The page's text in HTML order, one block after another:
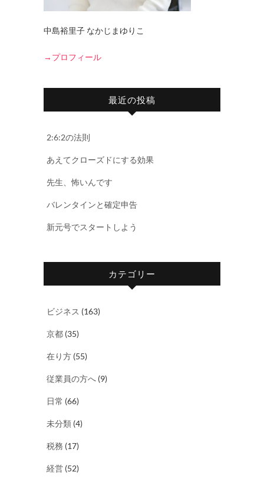
中島裕里子 なかじまゆりこ
→プロフィール
最近の投稿
2:6:2の法則
あえてクローズドにする効果
先生、怖いんです
バレンタインと確定申告
新元号でスタートしよう
カテゴリー
ビジネス (163)
京都 (35)
在り方 (55)
従業員の方へ (9)
日常 (66)
未分類 (4)
税務 (17)
経営 (52)